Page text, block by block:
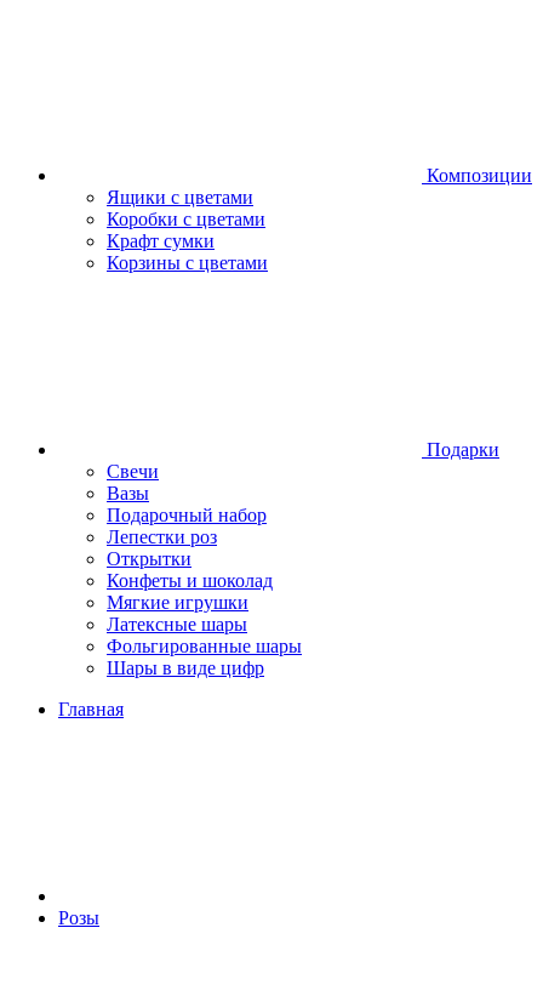
Композиции
Ящики с цветами
Коробки с цветами
Крафт сумки
Корзины с цветами
Подарки
Свечи
Вазы
Подарочный набор
Лепестки роз
Открытки
Конфеты и шоколад
Мягкие игрушки
Латексные шары
Фольгированные шары
Шары в виде цифр
Главная
Розы